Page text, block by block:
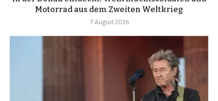
Motorrad aus dem Zweiten Weltkrieg
7 August 2026